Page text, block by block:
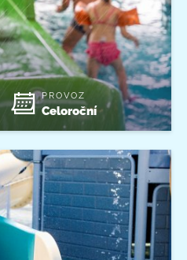
PROVOZ
Celoroční